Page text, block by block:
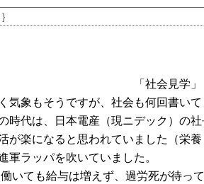
}
会見学」
気象もそうですが、社会も何回書い
時代は、日本電産（現ニデック）の
が楽になると思われていました（栄
軍ラッパを吹いていました。
いても給与は増えず、過労死が待って